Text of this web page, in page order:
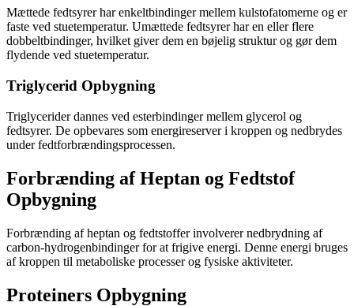
Mættede fedtsyrer har enkeltbindinger mellem kulstofatomerne og er
faste ved stuetemperatur. Umættede fedtsyrer har en eller flere
dobbeltbindinger, hvilket giver dem en bøjelig struktur og gør dem
flydende ved stuetemperatur.
Triglycerid Opbygning
Triglycerider dannes ved esterbindinger mellem glycerol og
fedtsyrer. De opbevares som energireserver i kroppen og nedbrydes
under fedtforbrændingsprocessen.
Forbrænding af Heptan og Fedtstof
Opbygning
Forbrænding af heptan og fedtstoffer involverer nedbrydning af
carbon-hydrogenbindinger for at frigive energi. Denne energi bruges
af kroppen til metaboliske processer og fysiske aktiviteter.
Proteiners Opbygning